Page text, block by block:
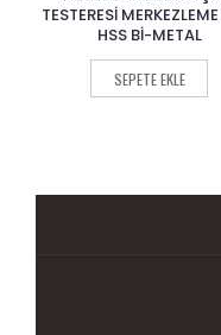
out
ofMERKEZLEME UCU
HSS Bİ-METAL
SEPETE EKLE